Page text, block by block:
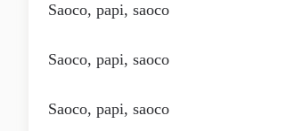
Saoco, papi, saoco
Saoco, papi, saoco
Saoco, papi, saoco